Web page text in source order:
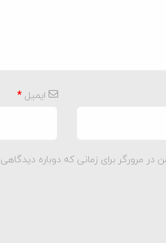
ایمیل*
در مرورگر برای زمانی که دوباره